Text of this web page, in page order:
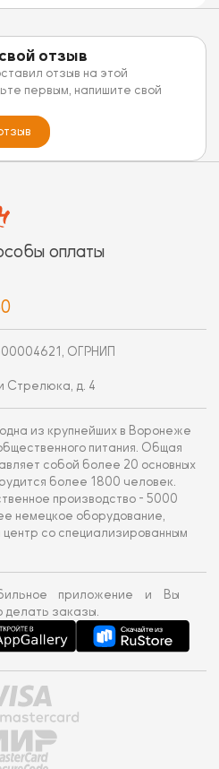
отзыв
отзыв на этой
первым, напишите свой
оплаты
ОГРНИП
Стрелюка, д. 4
из крупнейших в Воронеже
питания. Общая
собой более 20 основных
более 1800 человек.
производство - 5000
немецкое оборудование,
со специализированным
приложение и Вы
делать заказы.